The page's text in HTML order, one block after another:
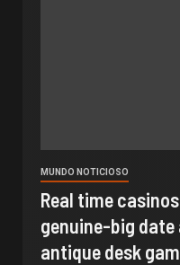
MUNDO NOTICIOSO
Real time
genuine-big
antique desk